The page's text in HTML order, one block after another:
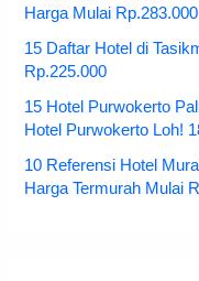
Harga Mulai Rp.283.000
15 Daftar Hotel di
Rp.225.000
15 Hotel Purwokerto
Hotel Purwokerto Loh!
10 Referensi Hotel
Harga Termurah Mulai